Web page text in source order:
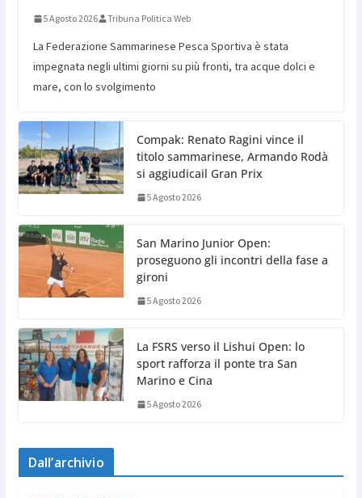
5 Agosto 2026 Tribuna Politica Web
La Federazione Sammarinese Pesca Sportiva è stata
impegnata negli ultimi giorni su più fronti, tra acque dolci e
mare, con lo svolgimento
Compak: Renato Ragini vince il
titolo sammarinese, Armando Rodà
si aggiudicail Gran Prix
5 Agosto 2026
San Marino Junior Open:
proseguono gli incontri della fase a
gironi
5 Agosto 2026
La FSRS verso il Lishui Open: lo
sport rafforza il ponte tra San
Marino e Cina
5 Agosto 2026
Dall’archivio